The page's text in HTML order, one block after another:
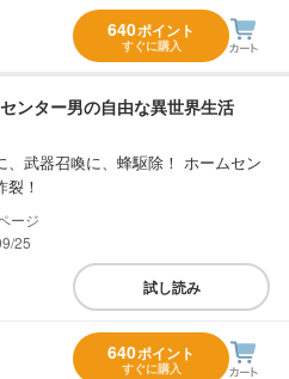
640ポイント
すぐに購入
ンター男の自由な異世界生活
、武器召喚に、蜂駆除！ ホームセン
！
25
試し読み
640ポイント
すぐに購入